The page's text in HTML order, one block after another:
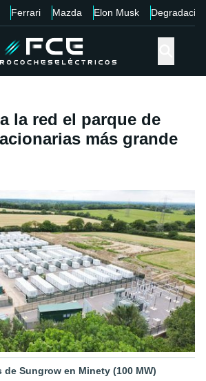
Ferrari Mazda Elon Musk Degradación
la red el parque de
más grande
de Sungrow en Minety (100 MW)